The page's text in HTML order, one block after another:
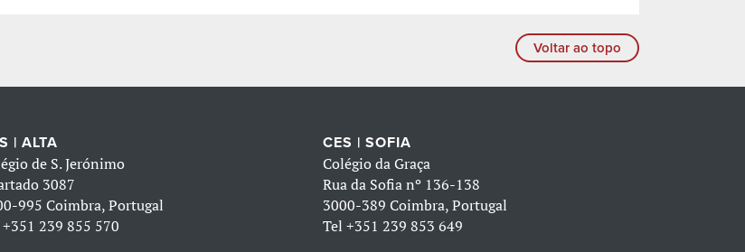
Voltar ao topo
| ALTA
de S. Jerónimo
3087
995 Coimbra, Portugal
+351 239 855 570
CES | SOFIA
Colégio da Graça
Rua da Sofia nº 136-138
3000-389 Coimbra, Portugal
Tel +351 239 853 649